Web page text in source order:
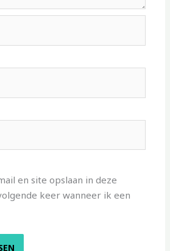
en site opslaan in deze
keer wanneer ik een